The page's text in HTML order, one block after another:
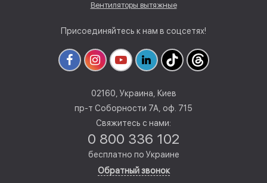
Вентиляторы вытяжные
Присоединяйтесь к нам в соцсетях!
02160, Украина, Киев
пр-т Соборности 7А, оф. 715
Свяжитесь с нами:
0 800 336 102
бесплатно по Украине
Обратный звонок